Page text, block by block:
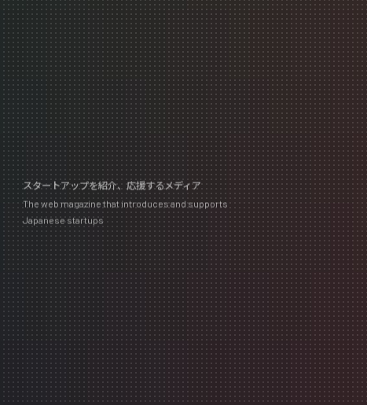
スタートアップを紹介、応援するメディア
The web magazine that introduces and supports
Japanese startups